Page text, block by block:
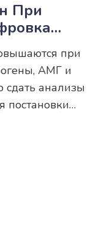
При
при
АМГ и
сдать анализы
постановки